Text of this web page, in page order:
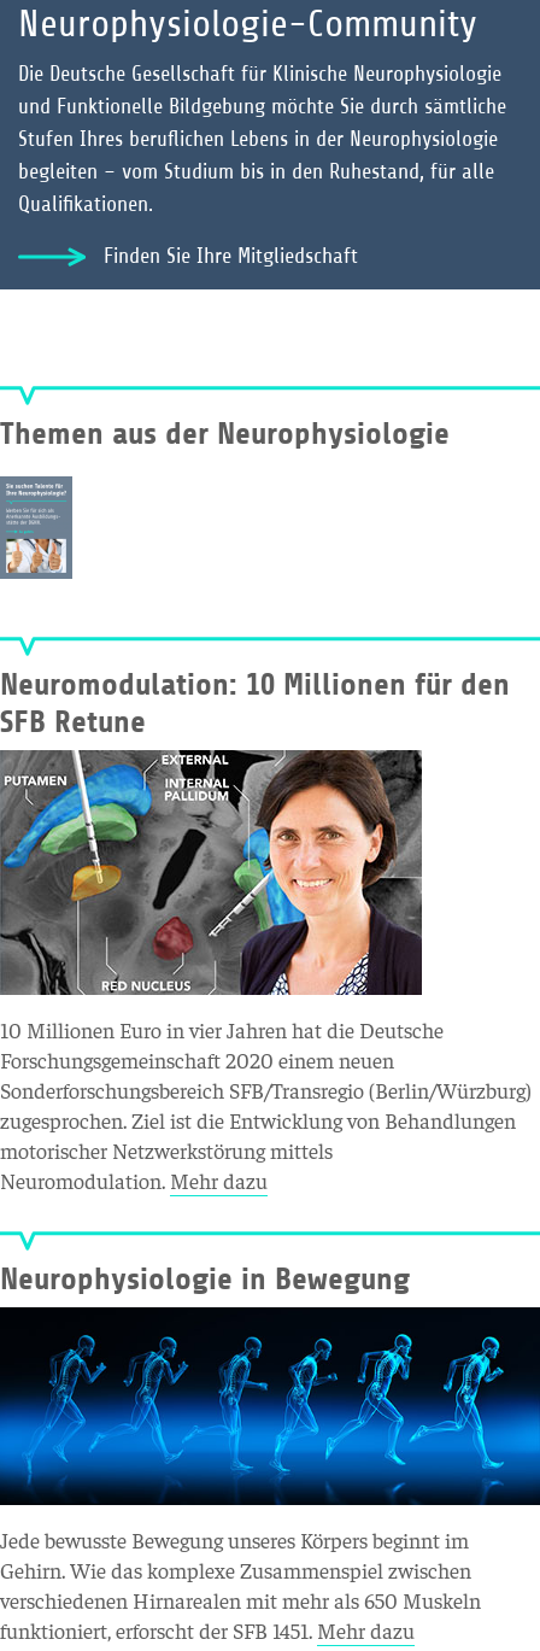
Neurophysiologie-Community
Die Deutsche Gesellschaft für Klinische Neurophysiologie
und Funktionelle Bildgebung möchte Sie durch sämtliche
Stufen Ihres beruflichen Lebens in der Neurophysiologie
begleiten – vom Studium bis in den Ruhestand, für alle
Qualifikationen.
Finden Sie Ihre Mitgliedschaft
Themen aus der Neurophysiologie
Neuromodulation: 10 Millionen für den
SFB Retune
10 Millionen Euro in vier Jahren hat die Deutsche
Forschungsgemeinschaft 2020 einem neuen
Sonderforschungsbereich SFB/Transregio (Berlin/Würzburg)
zugesprochen. Ziel ist die Entwicklung von Behandlungen
motorischer Netzwerkstörung mittels
Neuromodulation. Mehr dazu
Neurophysiologie in Bewegung
Jede bewusste Bewegung unseres Körpers beginnt im
Gehirn. Wie das komplexe Zusammenspiel zwischen
verschiedenen Hirnarealen mit mehr als 650 Muskeln
funktioniert, erforscht der SFB 1451. Mehr dazu